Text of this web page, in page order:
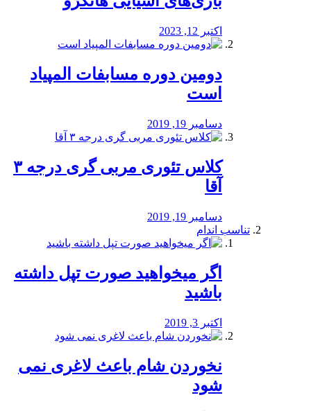
اکتبر 12, 2023
دومین دوره مسابفات المپیاد
است
دسامبر 19, 2019
کلاس تئوری مربی گری درجه ۳
آقا
دسامبر 19, 2019
تناسب اندام
اگر میخواهید صورت تپل داشته
باشید
اکتبر 3, 2019
نخوردن شام باعث لاغری نمی
‌شود